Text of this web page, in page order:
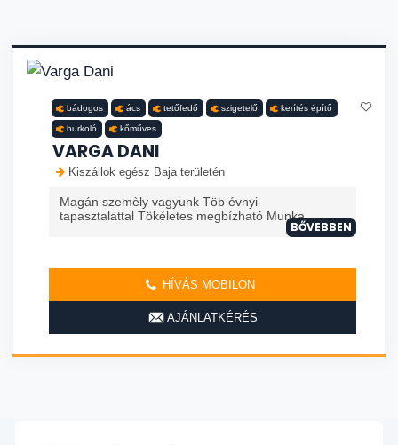
bádogos ács tetőfedő szigetelő kerítés építő
burkoló kőműves
VARGA DANI
Kiszállok egész Baja területén
Magán szemèly vagyunk Töb évnyi
tapasztalattal Tökéletes megbízható Munka
BŐVEBBEN
HÍVÁS MOBILON
AJÁNLATKÉRÉS